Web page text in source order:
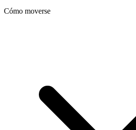
Cómo moverse